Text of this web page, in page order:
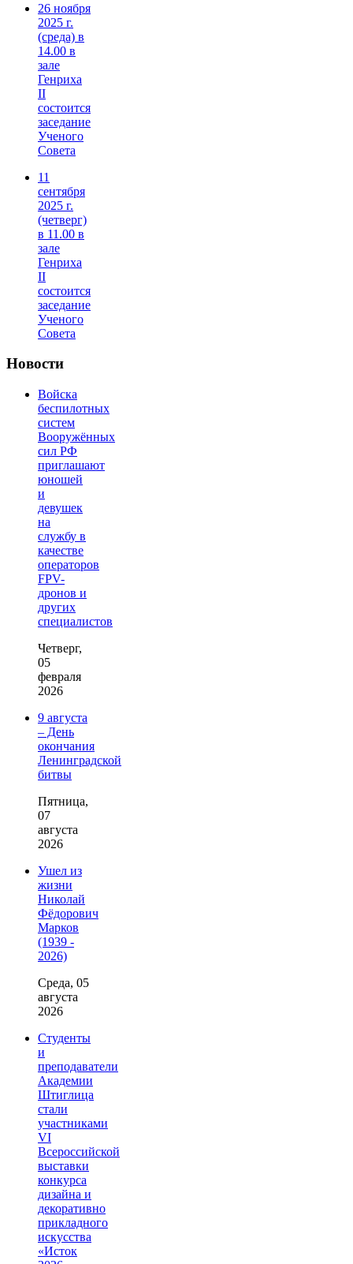
26 ноября
2025 г.
(среда) в
14.00 в
зале
Генриха
II
состоится
заседание
Ученого
Совета
11
сентября
2025 г.
(четверг)
в 11.00 в
зале
Генриха
II
состоится
заседание
Ученого
Совета
Новости
Войска
беспилотных
систем
Вооружённых
сил РФ
приглашают
юношей
и
девушек
на
службу в
качестве
операторов
FPV-
дронов и
других
специалистов
Четверг,
05
февраля
2026
9 августа
– День
окончания
Ленинградской
битвы
Пятница,
07
августа
2026
Ушел из
жизни
Николай
Фёдорович
Марков
(1939 -
2026)
Среда, 05
августа
2026
Студенты
и
преподаватели
Академии
Штиглица
стали
участниками
VI
Всероссийской
выставки
конкурса
дизайна и
декоративно
прикладного
искусства
«Исток